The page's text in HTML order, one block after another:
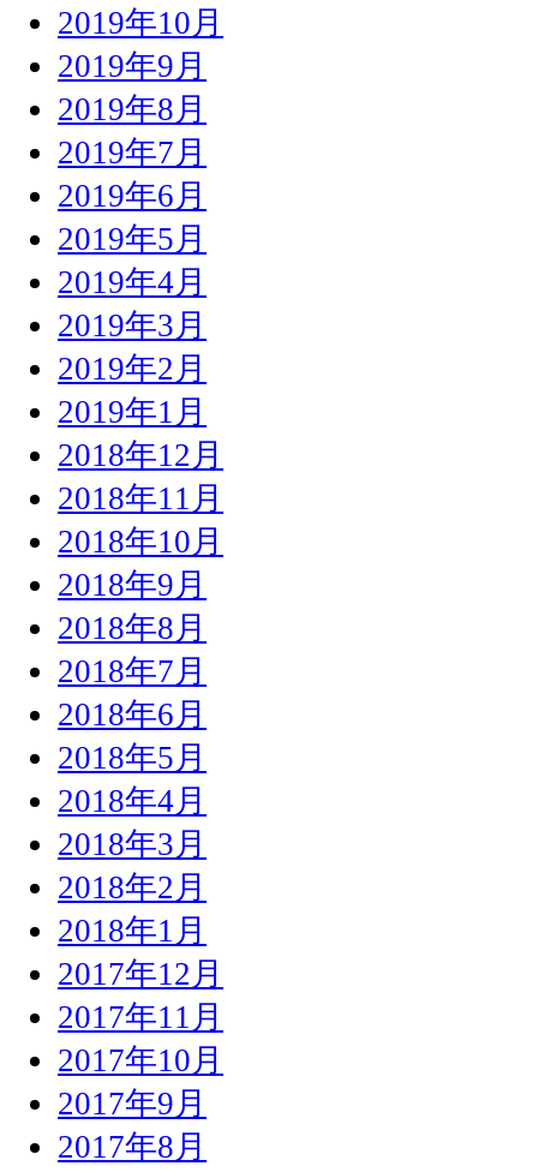
2019年10月
2019年9月
2019年8月
2019年7月
2019年6月
2019年5月
2019年4月
2019年3月
2019年2月
2019年1月
2018年12月
2018年11月
2018年10月
2018年9月
2018年8月
2018年7月
2018年6月
2018年5月
2018年4月
2018年3月
2018年2月
2018年1月
2017年12月
2017年11月
2017年10月
2017年9月
2017年8月